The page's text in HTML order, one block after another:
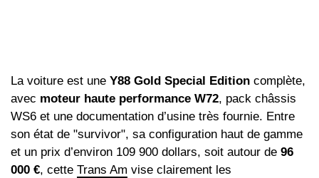
La voiture est une Y88 Gold Special Edition complète,
avec moteur haute performance W72, pack châssis
WS6 et une documentation d’usine très fournie. Entre
son état de "survivor", sa configuration haut de gamme
et un prix d’environ 109 900 dollars, soit autour de 96
000 €, cette Trans Am vise clairement les